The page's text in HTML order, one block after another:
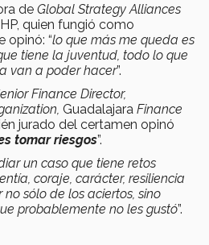
de Global Strategy Alliances
quien fungió como
opinó: “lo que más me queda es
tiene la juventud, todo lo que
van a poder hacer”.
Finance Director,
Guadalajara Finance
jurado del certamen opinó
tomar riesgos”.
un caso que tiene retos
coraje, carácter, resiliencia
sólo de los aciertos, sino
probablemente no les gustó”.